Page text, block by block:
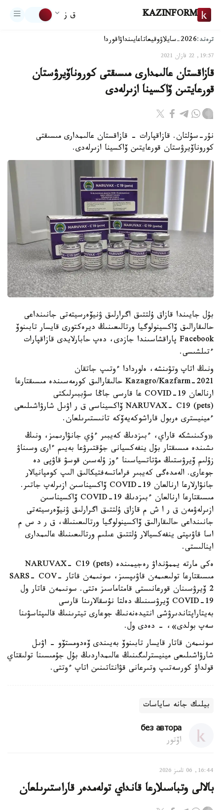
KAZINFORM ق ز
ترەند:2026-سايلاۋ وقيعاتاعايىنداۋاقوردا
19:57, 22 قازان 2021
قازاقستان عالىمدارى مىسىقتى كوروناۆيرۋستان
قورعايتىن ۆاكسينا ازىرلەدى
نۇر-سۇلتان. قازاقپارات - قازاقستان عالىمدارى مىسىقتى
كوروناۆيرۋستان قورعايتىن ۆاكسينا ازىرلەدى.
بۇل جايىندا قازاق ۇلتتىق اگرارلىق ۋنيۆەرسيتەتى جانىنداعى
حالىقارالىق ۆاكسينولوگيا ورتالىعىنىڭ ديرەكتورى قايسار تابىنوۆ
Facebook پاراقشاسىندا جازدى، دەپ حابارلايدى قازاقپارات
ءتىلشىسى.
ونىڭ اتاپ وتۋىنشە، ەلوردادا ءوتىپ جاتقان
Kazagro/Kazfarm-2021 حالىقارالىق كورمەسىندە مىسىقتارعا
ارنالعان COVID-19 عا قارسى جاڭا سۋببىرلىكتى
NARUVAX- C19 (pets) ۆاكسيناسى ق ر اۋىل شارۋاشىلىعى
ءمينيسترى ەربول قاراشوكەيەۆكە تانىستىرىلعان.
«وكىنىشكە قاراي، ءبىزدىڭ كەيبىر ءۇي جانۋارىمىز، ونىڭ
ىشىندە مىسىقتار بۇل ينفەكسيانى جۇقتىرۋعا بەيىم ءارى وسىناۋ
زۇلىم ۆيرۋستىڭ مۋتاتسياسىنا ءوز ۇلەسىن قوسۋ قاۋپى دە
جوعارى. الەمدەگى كەيبىر فراماتسەفتيكالىق الىپ كومپانيالار
جانۋارلارعا ارنالعان COVID-19 ۆاكسيناسىن ازىرلەپ جاتىر.
مىسىقتارعا ارنالعان ءبىزدىڭ COVID-19 ۆاكسيناسىن
ازىرلەۋمەن ق ر ا ش م قازاق ۇلتتىق اگرارلىق ۋنيۆەرسيتەتى
جانىنداعى حالىقارالىق ۆاكسينولوگيا ورتالىعىنىڭ، ق ر د س م
اسا قاۋىپتى ينفەكسيالار ۇلتتىق عىلىم ورتالىعىنىڭ عالىمدارى
اينالىستى.
ەكى مارتە يممۋنداۋ رەجيمىندە NARUVAX- C19 (pets)
مىسىقتارعا تولىعىمەن قاۋىپسىز، سونىمەن قاتار SARS- COV-
2 ۆيرۋسىنان قورعانىستى قامتاماسىز ەتتى. سونىمەن قاتار ول
COVID-19 ۆيرۋسىنىڭ دەلتا نۇسقالارىنا قارسى
بەيتاراپتاندىرۋشى انتيدەنەنىڭ جوعارى تيترىنىڭ قالىپتاسۋىنا
سەپ بولدى»، - دەدى ول.
سونىمەن قاتار قايسار تابىنوۆ بەيىندى ۆەدومستۆو - اۋىل
شارۋاشىلىعى مينيسترلىگىنىڭ عالىمداردىڭ بۇل جۇمىسىنا تولىقتاي
قولداۋ كورسەتىپ وتىرعانى قۋانتاتىنىن اتاپ ءوتتى.
بيلىك جانە ساياسات
без автора
اۆتور
16:44, 06 تامىز 2026
بالالى وتباسىلارعا قانداي تولەمدەر قاراستىرىلعان